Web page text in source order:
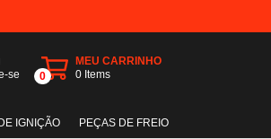
se
0
MEU CARRINHO
0 Items
IGNIÇÃO PEÇAS DE FREIO